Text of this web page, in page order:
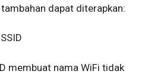
dapat diterapkan:
membuat nama WiFi tidak